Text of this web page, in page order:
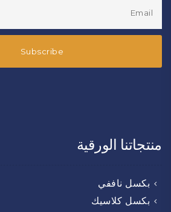
منتجاتنا الورقية
بكسل ناففي
بكسل كلاسيك